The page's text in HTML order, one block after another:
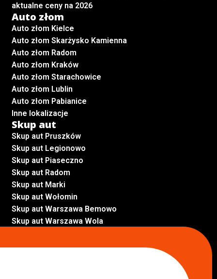
aktualne ceny na 2026
Auto złom
Auto złom Kielce
Auto złom Skarżysko Kamienna
Auto złom Radom
Auto złom Kraków
Auto złom Starachowice
Auto złom Lublin
Auto złom Pabianice
Inne lokalizacje
Skup aut
Skup aut Pruszków
Skup aut Legionowo
Skup aut Piaseczno
Skup aut Radom
Skup aut Marki
Skup aut Wołomin
Skup aut Warszawa Bemowo
Skup aut Warszawa Wola
Komisy samochodowe